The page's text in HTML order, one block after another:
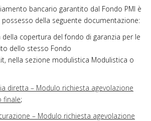
bancario garantito dal Fondo PMI è
della seguente documentazione:
della copertura del fondo di garanzia per le
dello stesso Fondo
nella sezione modulistica Modulistica o
diretta – Modulo richiesta agevolazione
finale;
– Modulo richiesta agevolazione